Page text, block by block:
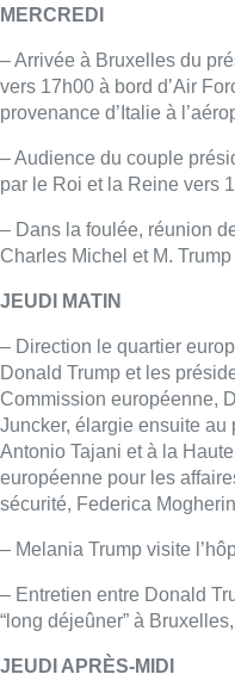
MERCREDI
– Arrivée à Bruxelles du
vers 17h00 à bord d’Air
provenance d’Italie à
– Audience du couple
par le Roi et la Reine vers
– Dans la foulée, réunion
Charles Michel et M. Trump
JEUDI MATIN
– Direction le quartier
Donald Trump et les
Commission européenne,
Juncker, élargie ensuite au
Antonio Tajani et à la
européenne pour les
sécurité, Federica
– Melania Trump visite
– Entretien entre Donald
“long déjeûner” à
JEUDI APRÈS-MIDI